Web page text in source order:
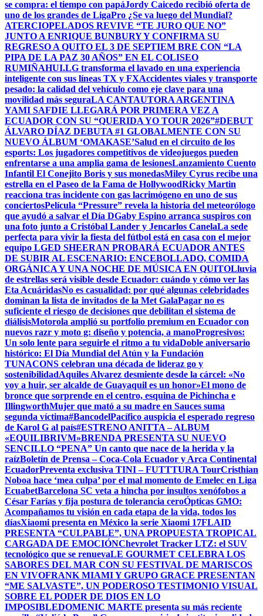
se compra: el tiempo con papáJordy Caicedo recibió oferta de
uno de los grandes de LigaPro ¿Se va luego del Mundial?
ATERCIOPELADOS REVIVE “TE JURO QUE NO”
JUNTO A ENRIQUE BUNBURY Y CONFIRMA SU
REGRESO A QUITO EL 3 DE SEPTIEM BRE CON “LA
PIPA DE LA PAZ 30 AÑOS” EN EL COLISEO
RUMIÑAHUI.LG transforma el lavado en una experiencia
inteligente con sus líneas TX y FXAccidentes viales y transporte
pesado: la calidad del vehículo como eje clave para una
movilidad más seguraLA CANTAUTORA ARGENTINA
YAMI SAFDIE LLEGARÁ POR PRIMERA VEZ A
ECUADOR CON SU “QUERIDA YO TOUR 2026”#DEBUT
ÁLVARO DÍAZ DEBUTA #1 GLOBALMENTE CON SU
NUEVO ÁLBUM ‘OMAKASE’Salud en el circuito de los
esports: Los jugadores competitivos de videojuegos pueden
enfrentarse a una amplia gama de lesionesLanzamiento Cuento
Infantil El Conejito Boris y sus monedasMiley Cyrus recibe una
estrella en el Paseo de la Fama de HollywoodRicky Martin
reacciona tras incidente con gas lacrimógeno en uno de sus
conciertosPelícula “Pressure” revela la historia del meteorólogo
que ayudó a salvar el Día DGaby Espino arranca suspiros con
una foto junto a Cristóbal Lander y Jencarlos CanelaLa sede
perfecta para vivir la fiesta del fútbol está en casa con el mejor
equipo LGED SHEERAN PROBARÁ ECUADOR ANTES
DE SUBIR AL ESCENARIO: ENCEBOLLADO, COMIDA
ORGÁNICA Y UNA NOCHE DE MÚSICA EN QUITOLluvia
de estrellas será visible desde Ecuador: cuándo y cómo ver las
Eta AcuáridasNo es casualidad: por qué algunas celebridades
dominan la lista de invitados de la Met GalaPagar no es
suficiente el riesgo de decisiones que debilitan el sistema de
diálisisMotorola amplió su portfolio premium en Ecuador con
nuevos razr y moto g: diseño y potencia, a manoProgresivos:
Un solo lente para seguirle el ritmo a tu vidaDoble aniversario
histórico: El Día Mundial del Atún y la Fundación
TUNACONS celebran una década de lideraz go y
sostenibilidadAquiles Alvarez desmiente desde la cárcel: «No
voy a huir, ser alcalde de Guayaquil es un honor»El mono de
bronce que sorprende en el centro, esquina de Pichincha e
IllingworthMujer que mató a su madre en Sauces suma
segunda víctima#BancodelPacífico auspicia el esperado regreso
de Karol G al país#ESTRENO ANITTA – ALBUM
«EQUILIBRIVM»BRENDA PRESENTA SU NUEVO
SENCILLO “PENA” Un canto que nace de la herida y la
raízBoletín de Prensa – Coca-Cola Ecuador y Arca Continental
EcuadorPreventa exclusiva TINI – FUTTTURA TourCristhian
Noboa hace ‘mea culpa’ por el mal momento de Emelec en Liga
EcuabetBarcelona SC veta a hincha por insultos xenófobos a
César Farías y fija postura de tolerancia ceroÓpticas GMO:
Acompañamos tu visión en cada etapa de la vida, todos los
díasXiaomi presenta en México la serie Xiaomi 17FLAID
PRESENTA “CULPABLE”, UNA PROPUESTA TROPICAL
CARGADA DE EMOCIÓNChevrolet Tracker LTZ: el SUV
tecnológico que se renuevaLE GOURMET CELEBRA LOS
SABORES DEL MAR CON SU FESTIVAL DE MARISCOS
EN VIVOFRANK MIAMI Y GRUPO GRACE PRESENTAN
“ME SALVASTE”, UN PODEROSO TESTIMONIO VISUAL
SOBRE EL PODER DE DIOS EN LO
IMPOSIBLEDOMENIC MARTE presenta su más reciente